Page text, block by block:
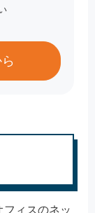
フィスのネッ